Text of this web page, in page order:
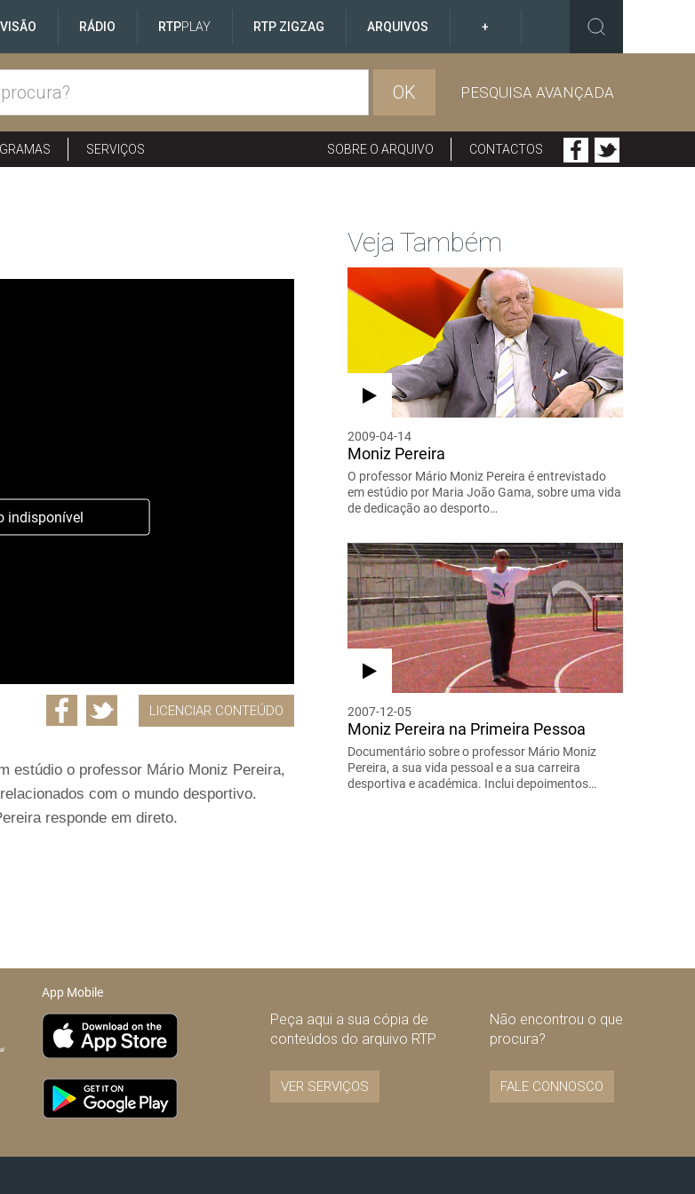
RÁDIO RTPPLAY RTP ZIGZAG ARQUIVOS +
OK PESQUISA AVANÇADA
SERVIÇOS SOBRE O ARQUIVO CONTACTOS
indisponível
LICENCIAR CONTEÚDO
estúdio o professor Mário Moniz Pereira,
com o mundo desportivo.
responde em direto.
Veja Também
2009-04-14
Moniz Pereira
O professor Mário Moniz Pereira é entrevistado
em estúdio por Maria João Gama, sobre uma vida
de dedicação ao desporto…
2007-12-05
Moniz Pereira na Primeira Pessoa
Documentário sobre o professor Mário Moniz
Pereira, a sua vida pessoal e a sua carreira
desportiva e académica. Inclui depoimentos…
App Mobile
Peça aqui a sua cópia de
conteúdos do arquivo RTP
VER SERVIÇOS
Não encontrou o que
procura?
FALE CONNOSCO